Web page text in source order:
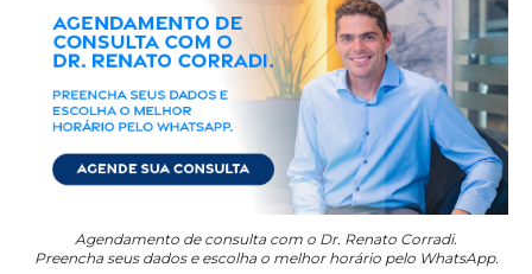
Agendamento de consulta com o Dr. Renato Corradi.
Preencha seus dados e escolha o melhor horário pelo WhatsApp.